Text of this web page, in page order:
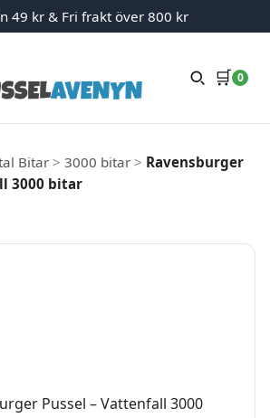
49 kr & Fri frakt över 800 kr
🛒 0
Bitar > 3000 bitar > Ravensburger
3000 bitar